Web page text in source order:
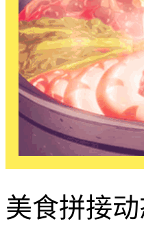
美食拼接